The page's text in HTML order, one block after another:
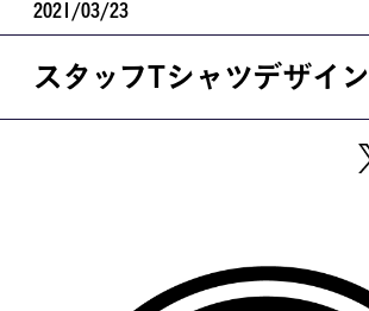
学校案内
就職・資格
2021/03/23
スタッフTシャツデザイン